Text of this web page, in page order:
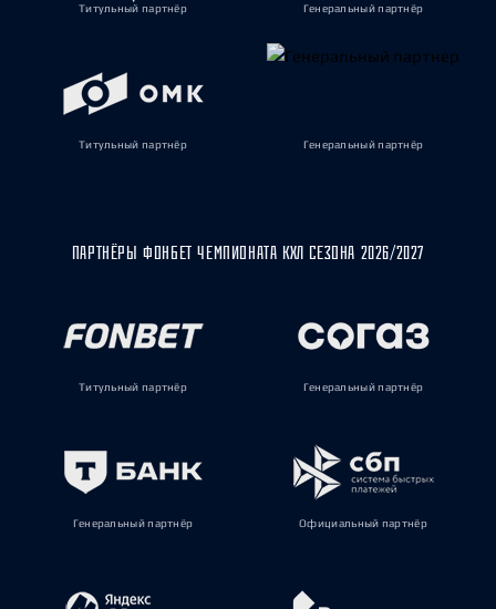
Титульный партнёр Генеральный партнёр
Титульный партнёр Генеральный партнёр
ПАРТНЁРЫ ФОНБЕТ ЧЕМПИОНАТА КХЛ СЕЗОНА 2026/2027
Титульный партнёр Генеральный партнёр
Генеральный партнёр Официальный партнёр